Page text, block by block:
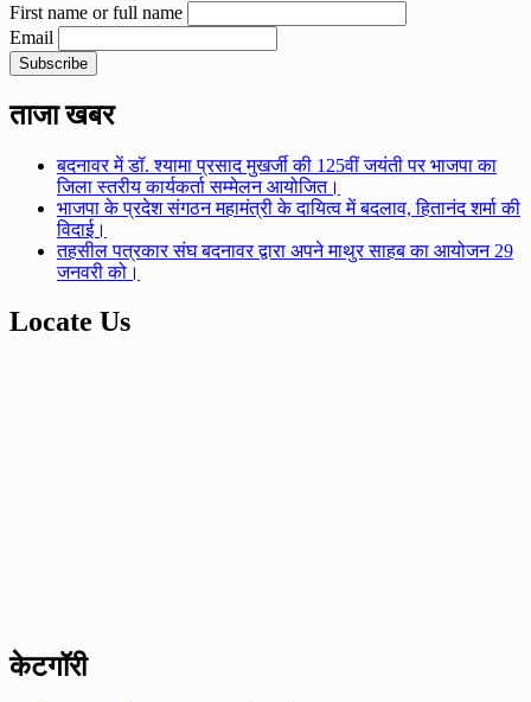
First name or full name
Email
ताजा खबर
बदनावर में डॉ. श्यामा प्रसाद मुखर्जी की 125वीं जयंती पर भाजपा का
जिला स्तरीय कार्यकर्ता सम्मेलन आयोजित।
भाजपा के प्रदेश संगठन महामंत्री के दायित्व में बदलाव, हितानंद शर्मा की
विदाई।
तहसील पत्रकार संघ बदनावर द्वारा अपने माथुर साहब का आयोजन 29
जनवरी को।
Locate Us
केटगॉरी